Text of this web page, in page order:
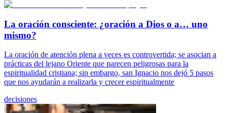
La oración consciente: ¿oración a Dios o a… uno
mismo?
La oración de atención plena a veces es controvertida; se asocian a
prácticas del lejano Oriente que parecen peligrosas para la
espiritualidad cristiana; sin embargo, san Ignacio nos dejó 5 pasos
que nos ayudarán a realizarla y crecer espiritualmente
decisiones